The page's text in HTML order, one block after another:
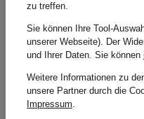
zu treffen.
Sie können Ihre Tool-
unserer Webseite). Der
und Ihrer Daten. Sie können
Weitere Informationen zu
unsere Partner durch die
Impressum.